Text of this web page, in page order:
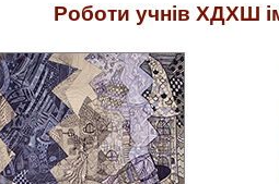
Роботи учнів ХДХШ